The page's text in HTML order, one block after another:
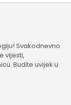
Svakodnevno
vijesti,
Budite uvijek u